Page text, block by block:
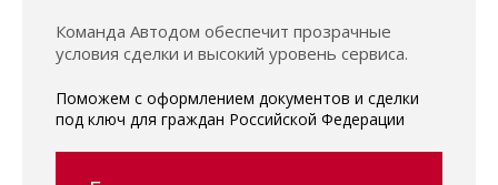
Команда Автодом обеспечит прозрачные
условия сделки и высокий уровень сервиса.
Поможем с оформлением документов и сделки
под ключ для граждан Российской Федерации